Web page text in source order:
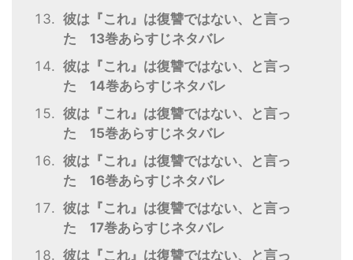
彼は『これ』は復讐ではない、と言っ
た 13巻あらすじネタバレ
彼は『これ』は復讐ではない、と言っ
た 14巻あらすじネタバレ
彼は『これ』は復讐ではない、と言っ
た 15巻あらすじネタバレ
彼は『これ』は復讐ではない、と言っ
た 16巻あらすじネタバレ
彼は『これ』は復讐ではない、と言っ
た 17巻あらすじネタバレ
彼は『これ』は復讐ではない、と言っ